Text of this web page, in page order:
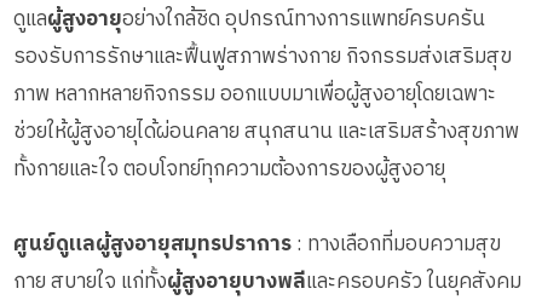
ดูแลผู้สูงอายุอย่างใกล้ชิด อุปกรณ์ทางการแพทย์ครบครัน
รองรับการรักษาและฟื้นฟูสภาพร่างกาย กิจกรรมส่งเสริมสุข
ภาพ หลากหลายกิจกรรม ออกแบบมาเพื่อผู้สูงอายุโดยเฉพาะ
ช่วยให้ผู้สูงอายุได้ผ่อนคลาย สนุกสนาน และเสริมสร้างสุขภาพ
ทั้งกายและใจ ตอบโจทย์ทุกความต้องการของผู้สูงอายุ
ศูนย์ดูแลผู้สูงอายุสมุทรปราการ: ทางเลือกที่มอบความสุข
กาย สบายใจ แก่ทั้งผู้สูงอายุบางพลีและครอบครัว ในยุคสังคม